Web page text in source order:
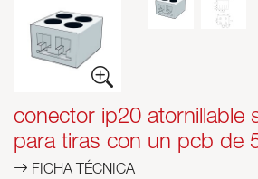
conector ip20 atornillable
para tiras con un pcb de
FICHA TÉCNICA